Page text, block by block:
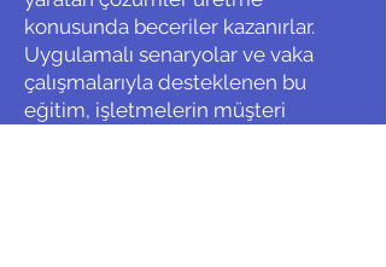
konusunda beceriler kazanırlar.
Uygulamalı senaryolar ve vaka
çalışmalarıyla desteklenen bu
eğitim, işletmelerin müşteri